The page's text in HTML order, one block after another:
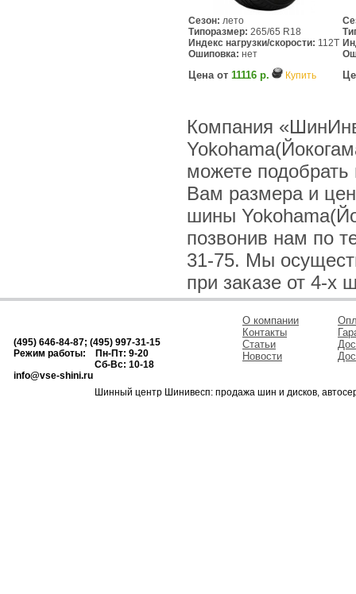
Сезон: лето
Типоразмер: 265/65 R18
Индекс нагрузки/скорости: 112T
Ошиповка: нет
Цена от 11116 р. Купить
Компания
можете
Вам размера и
шины
позвонив нам по
31-75. Мы
при заказе от 4-х
(495) 646-84-87; (495) 997-31-15
Режим работы: Пн-Пт: 9-20
Сб-Вс: 10-18
info@vse-shini.ru
О компании
Контакты
Статьи
Новости
Шинный центр Шинивесп: продажа шин и дисков,